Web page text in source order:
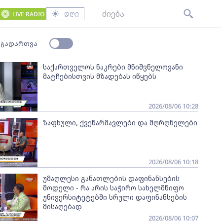
LIVE RADIO დღე
საქართველოს ნაკრები მნიშვნელოვანი
მატჩებისთვის მზადებას იწყებს
2026/08/06 10:28
ზაფხული, ქვეწარმავლები და მღრღნელები
2026/08/06 10:18
უმაღლესი განათლების დაფინანსების
მოდელი - რა არის საჭირო სახელმწიფო
უნივერსიტეტებში სრული დაფინანსების
მისაღებად
2026/08/06 10:07